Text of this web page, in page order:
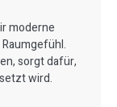
moderne
sorgt dafür,
wird.